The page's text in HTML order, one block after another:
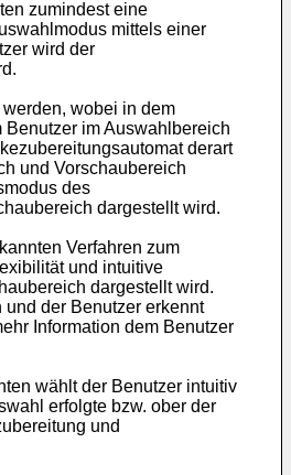
zumindest eine
mittels einer
wird der
wobei in dem
im Auswahlbereich
derart
und Vorschaubereich
des
dargestellt wird.
Verfahren zum
und intuitive
dargestellt wird.
der Benutzer erkennt
Information dem Benutzer
wählt der Benutzer intuitiv
erfolgte bzw. ober der
und